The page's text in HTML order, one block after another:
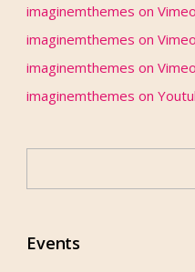
imaginemthemes onVimeo
imaginemthemes onVimeo
imaginemthemes onVimeo
imaginemthemes on
Events